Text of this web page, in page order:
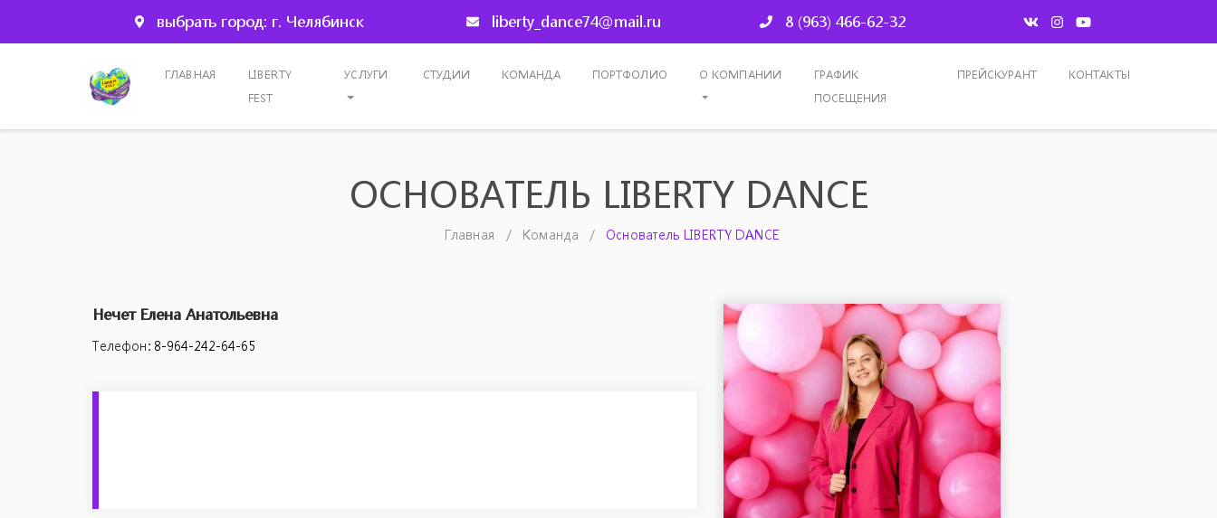
выбрать город: г. Челябинск liberty_dance74@mail.ru 8 (963) 466-62-32
ГЛАВНАЯ
LIBERTY
FEST
УСЛУГИ СТУДИИ КОМАНДА ПОРТФОЛИО О КОМПАНИИ
ГРАФИК
ПОСЕЩЕНИЯ
ПРЕЙСКУРАНТ КОНТАКТЫ
ОСНОВАТЕЛЬ LIBERTY DANCE
Главная Команда Основатель LIBERTY DANCE
Нечет Елена Анатольевна
Телефон: 8-964-242-64-65